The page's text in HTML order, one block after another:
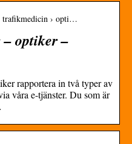
trafikmedicin › opti…
optiker –
rapportera in två typer av
våra e-tjänster. Du som är